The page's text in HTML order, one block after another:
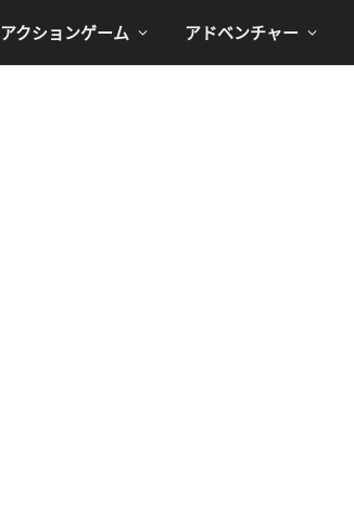
アクションゲーム アドベンチャー